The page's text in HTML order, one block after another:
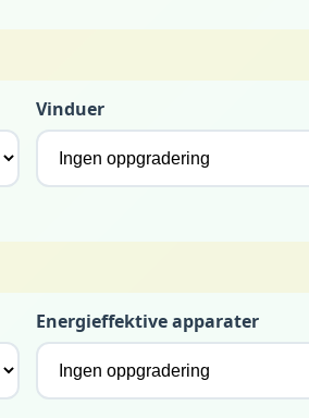
Vinduer
Energieffektive apparater